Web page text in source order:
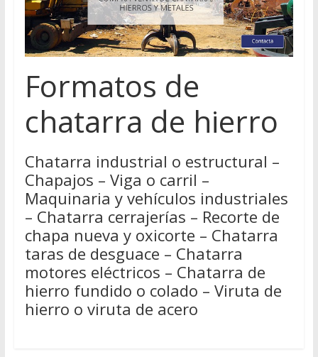
Formatos de
chatarra de hierro
Chatarra industrial o estructural –
Chapajos – Viga o carril –
Maquinaria y vehículos industriales
– Chatarra cerrajerías – Recorte de
chapa nueva y oxicorte – Chatarra
taras de desguace – Chatarra
motores eléctricos – Chatarra de
hierro fundido o colado – Viruta de
hierro o viruta de acero